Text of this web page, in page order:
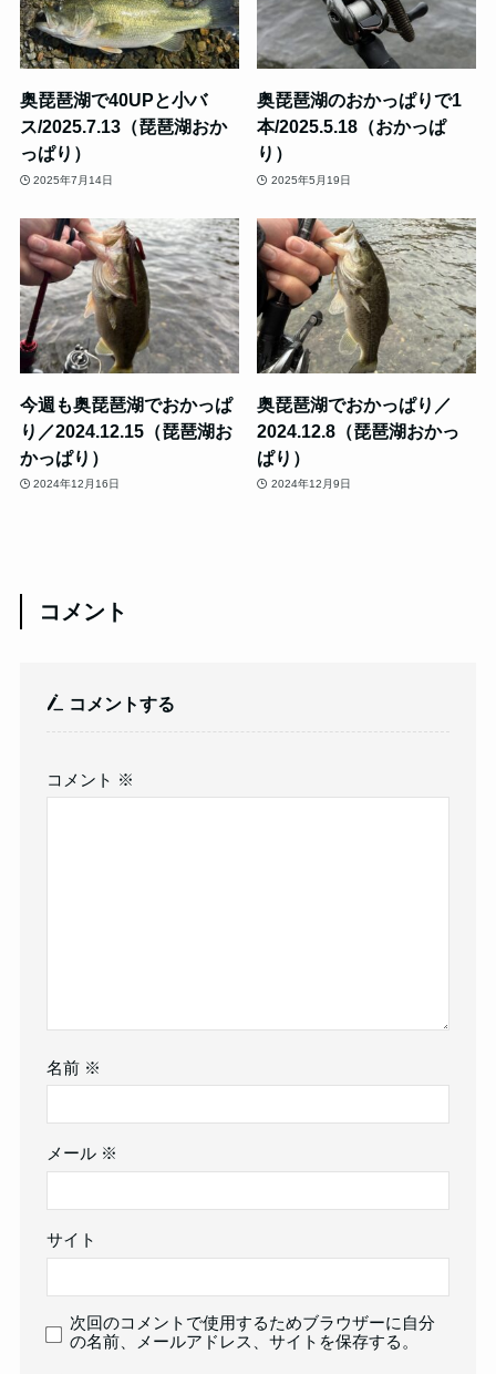
奥琵琶湖で40UPと小バ
ス/2025.7.13（琵琶湖おか
っぱり）
2025年7月14日
奥琵琶湖のおかっぱりで1
本/2025.5.18（おかっぱ
り）
2025年5月19日
今週も奥琵琶湖でおかっぱ
り／2024.12.15（琵琶湖お
かっぱり）
2024年12月16日
奥琵琶湖でおかっぱり／
2024.12.8（琵琶湖おかっ
ぱり）
2024年12月9日
コメント
コメントする
コメント ※
名前 ※
メール ※
サイト
次回のコメントで使用するためブラウザーに自分
の名前、メールアドレス、サイトを保存する。